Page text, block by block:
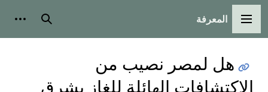
القائمة الرئيسية
المعرفة بحث
هل لمصر نصيب من
الاكتشافات الهائلة للغاز بشرق